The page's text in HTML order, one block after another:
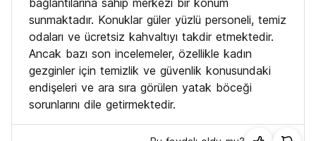
bağlantılarına sahip merkezi bir konum
sunmaktadır. Konuklar güler yüzlü personeli, temiz
odaları ve ücretsiz kahvaltıyı takdir etmektedir.
Ancak bazı son incelemeler, özellikle kadın
gezginler için temizlik ve güvenlik konusundaki
endişeleri ve ara sıra görülen yatak böceği
sorunlarını dile getirmektedir.